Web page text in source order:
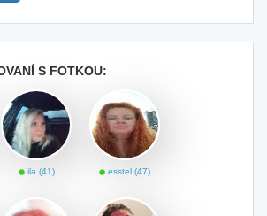
S FOTKOU:
ila (41) esstel (47)